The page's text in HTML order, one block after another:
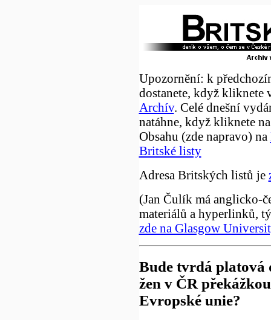
Upozornění: k
dostanete, když kliknete
Archív. Celé dnešní
natáhne, když kliknete
Obsahu (zde napravo) na
Britské listy
Adresa Britských listů je
(Jan Čulík má anglicko-
materiálů a hyperlinků,
zde na Glasgow
Bude tvrdá platová
žen v ČR
Evropské unie?